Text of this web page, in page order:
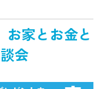
お家とお金と
会